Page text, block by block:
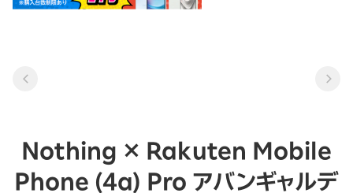
Nothing × Rakuten Mobile
Phone (4a) Pro アバンギャルデ